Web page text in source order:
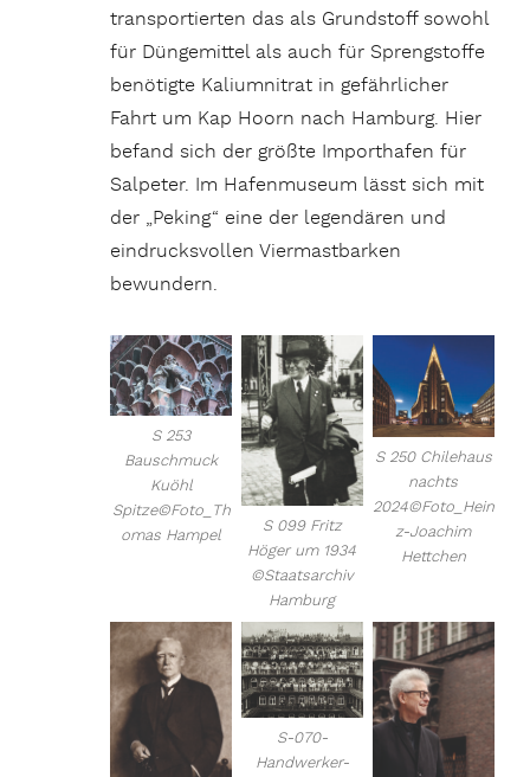
transportierten das als Grundstoff sowohl
für Düngemittel als auch für Sprengstoffe
benötigte Kaliumnitrat in gefährlicher
Fahrt um Kap Hoorn nach Hamburg. Hier
befand sich der größte Importhafen für
Salpeter. Im Hafenmuseum lässt sich mit
der „Peking“ eine der legendären und
eindrucksvollen Viermastbarken
bewundern.
S 253
Bauschmuck
Kuöhl
Spitze©Foto_Th
omas Hampel
S 099 Fritz
Höger um 1934
©Staatsarchiv
Hamburg
S 250 Chilehaus
nachts
2024©Foto_Hein
z-Joachim
Hettchen
S-070-
Handwerker-